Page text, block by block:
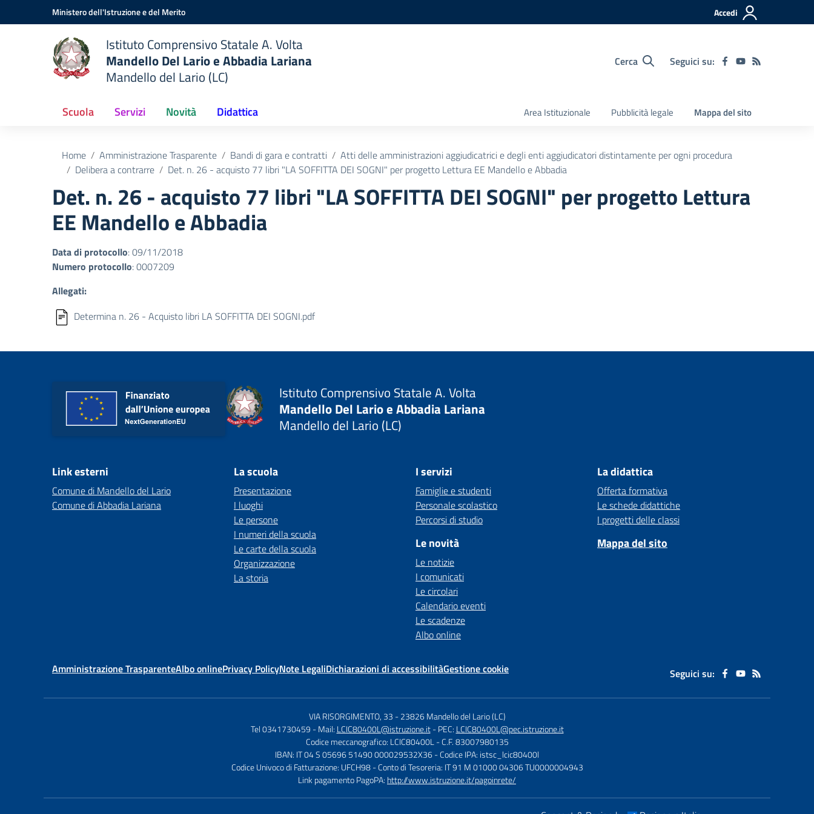
Vai ai contenuti
Vai al menu di navigazioneMinistero dell'Istruzione e del Merito Accedi
Istituto Comprensivo Statale A. Volta
Mandello Del Lario e Abbadia Lariana
Mandello del Lario (LC)
Cerca Seguici su:
Scuola Servizi Novità Didattica Area Istituzionale Pubblicità legale Mappa del sito
Home Amministrazione Trasparente Bandi di gara e contratti
Atti delle amministrazioni aggiudicatrici e degli enti aggiudicatori distintamente per ogni procedura
Delibera a contrarre
Det. n. 26 - acquisto 77 libri "LA SOFFITTA DEI SOGNI" per progetto Lettura EE Mandello e Abbadia
Det. n. 26 - acquisto 77 libri "LA SOFFITTA DEI SOGNI" per progetto Lettura
EE Mandello e Abbadia
Data di protocollo: 09/11/2018
Numero protocollo: 0007209
Allegati:
Determina n. 26 - Acquisto libri LA SOFFITTA DEI SOGNI.pdf
Istituto Comprensivo Statale A. Volta
Mandello Del Lario e Abbadia Lariana
Mandello del Lario (LC)
Link esterni
Comune di Mandello del Lario
Comune di Abbadia Lariana
La scuola
Presentazione
I luoghi
Le persone
I numeri della scuola
Le carte della scuola
Organizzazione
La storia
I servizi
Famiglie e studenti
Personale scolastico
Percorsi di studio
Le novità
Le notizie
I comunicati
Le circolari
Calendario eventi
Le scadenze
Albo online
La didattica
Offerta formativa
Le schede didattiche
I progetti delle classi
Mappa del sito
Amministrazione TrasparenteAlbo onlinePrivacy PolicyNote LegaliDichiarazioni di accessibilitàGestione cookie Seguici su:
VIA RISORGIMENTO, 33 -23826 Mandello del Lario (LC)
Tel 0341730459 - Mail: LCIC80400L@istruzione.it - PEC: LCIC80400L@pec.istruzione.it
Codice meccanografico: LCIC80400L - C.F. 83007980135
IBAN: IT 04 S 05696 51490 000029532X36- Codice IPA: istsc_lcic80400l
Codice Univoco di Fatturazione: UFCH98 - Conto di Tesoreria: IT 91 M 01000 04306 TU0000004943
Link pagamento PagoPA: http://www.istruzione.it/pagoinrete/